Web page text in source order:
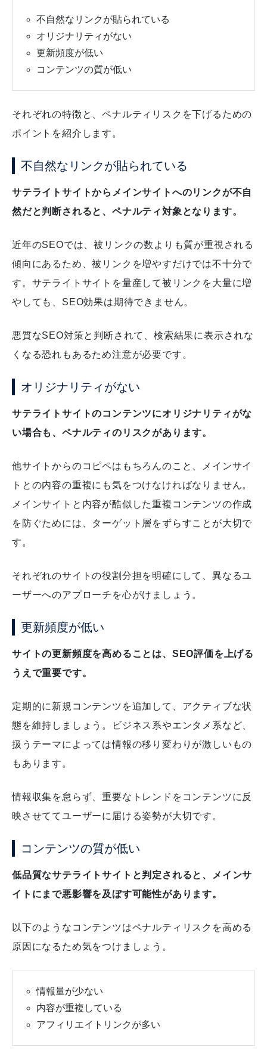
不自然なリンクが貼られている
オリジナリティがない
更新頻度が低い
コンテンツの質が低い
それぞれの特徴と、ペナルティリスクを下げるための
ポイントを紹介します。
不自然なリンクが貼られている
サテライトサイトからメインサイトへのリンクが不自
然だと判断されると、ペナルティ対象となります。
近年のSEOでは、被リンクの数よりも質が重視される
傾向にあるため、被リンクを増やすだけでは不十分で
す。 サテライトサイトを量産して被リンクを大量に増
やしても、SEO効果は期待できません。
悪質なSEO対策と判断されて、検索結果に表示されな
くなる恐れもあるため注意が必要です。
オリジナリティがない
サテライトサイトのコンテンツにオリジナリティがな
い場合も、ペナルティのリスクがあります。
他サイトからのコピペはもちろんのこと、メインサイ
トとの内容の重複にも気をつけなければなりません。
メインサイトと内容が酷似した重複コンテンツの作成
を防ぐためには、ターゲット層をずらすことが大切で
す。
それぞれのサイトの役割分担を明確にして、異なるユ
ーザーへのアプローチを心がけましょう。
更新頻度が低い
サイトの更新頻度を高めることは、SEO評価を上げる
うえで重要です。
定期的に新規コンテンツを追加して、アクティブな状
態を維持しましょう。
ビジネス系やエンタメ系など、
扱うテーマによっては情報の移り変わりが激しいもの
もあります。
情報収集を怠らず、重要なトレンドをコンテンツに反
映させててユーザーに届ける姿勢が大切です。
コンテンツの質が低い
低品質なサテライトサイトと判定されると、メインサ
イトにまで悪影響を及ぼす可能性があります。
以下のようなコンテンツはペナルティリスクを高める
原因になるため気をつけましょう。
情報量が少ない
内容が重複している
アフィリエイトリンクが多い